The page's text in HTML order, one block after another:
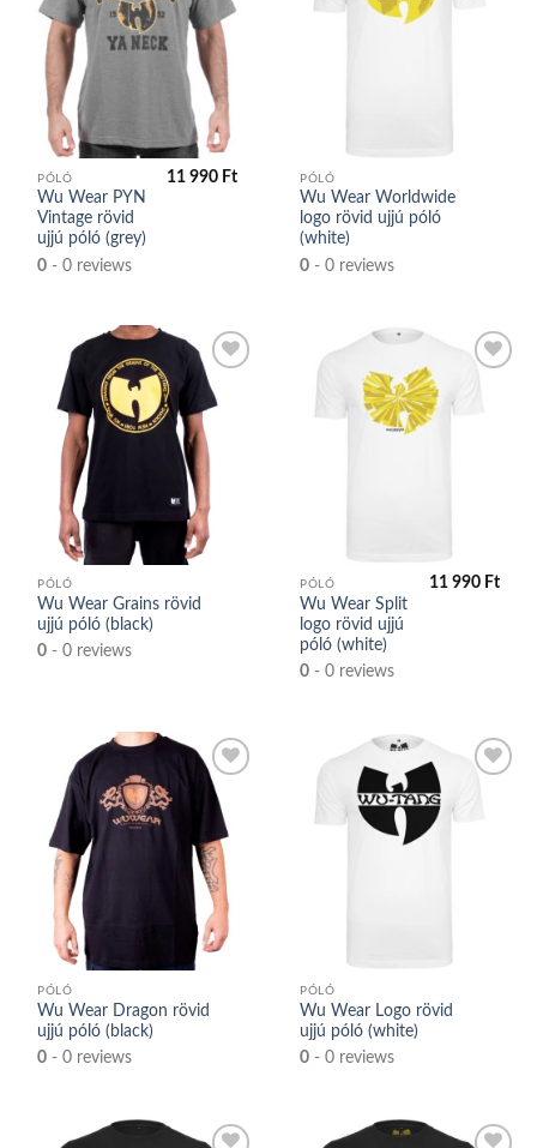
Kedvencek
közé
PÓLÓ
Wu Wear PYN
Vintage rövid
ujjú póló (grey)
0 - 0 reviews
11 990 Ft PÓLÓ
Wu Wear Worldwide
logo rövid ujjú póló
(white)
0 - 0 reviews
Kedvencek
PÓLÓ
Wu Wear Grains rövid
ujjú póló (black)
0 - 0 reviews
PÓLÓ
Wu Wear Split
logo rövid ujjú
póló (white)
0 - 0 reviews
11 990 Ft
Kedvencek
közé
PÓLÓ
Wu Wear Dragon rövid
ujjú póló (black)
0 - 0 reviews
PÓLÓ
Wu Wear Logo rövid
ujjú póló (white)
0 - 0 reviews